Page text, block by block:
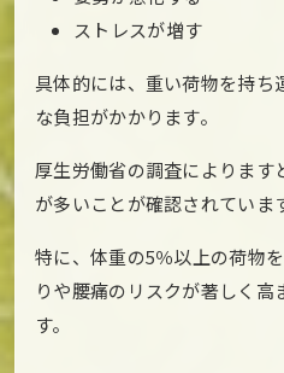
ストレスが増す
具体的には、重い荷物を持ち
な負担がかかります。
厚生労働省の調査によります
が多いことが確認されていま
特に、体重の5％以上の荷物
りや腰痛のリスクが著しく高
す。